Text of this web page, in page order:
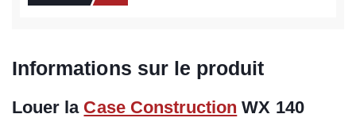
Informations sur le produit
Louer la Case Construction WX 140